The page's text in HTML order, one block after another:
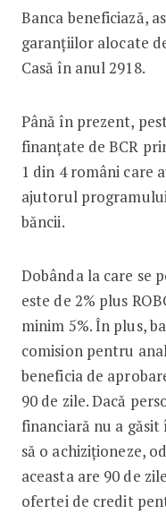
Banca beneficiază,
garanțiilor alocate
Casă în anul 2918.
Până în prezent,
finanțate de BCR
1 din 4 români care
ajutorul
băncii.
Dobânda la care se
este de 2% plus
minim 5%. În plus,
comision pentru
beneficia de
90 de zile. Dacă
financiară nu a
să o achiziționeze,
aceasta are 90 de
ofertei de credit